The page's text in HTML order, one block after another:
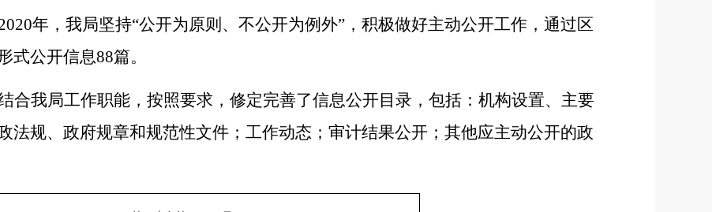
20年，我局坚持“公开为原则、不公开为例外”，积极做好主动公开工作，通过区
式公开信息88篇。
合我局工作职能，按照要求，修定完善了信息公开目录，包括：机构设置、主要
法规、政府规章和规范性文件；工作动态；审计结果公开；其他应主动公开的政